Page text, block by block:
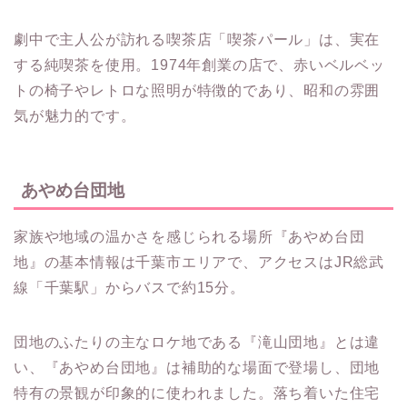
劇中で主人公が訪れる喫茶店「喫茶パール」は、実在
する純喫茶を使用。1974年創業の店で、赤いベルベッ
トの椅子やレトロな照明が特徴的であり、昭和の雰囲
気が魅力的です。
あやめ台団地
家族や地域の温かさを感じられる場所『あやめ台団
地』の基本情報は千葉市エリアで、アクセスはJR総武
線「千葉駅」からバスで約15分。
団地のふたりの主なロケ地である『滝山団地』とは違
い、『あやめ台団地』は補助的な場面で登場し、団地
特有の景観が印象的に使われました。落ち着いた住宅